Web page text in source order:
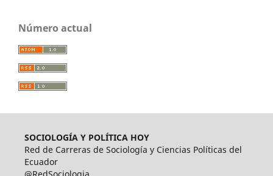
Número actual
SOCIOLOGÍA Y POLÍTICA HOY
Red de Carreras de Sociología y Ciencias Políticas del
Ecuador
@RedSociologia